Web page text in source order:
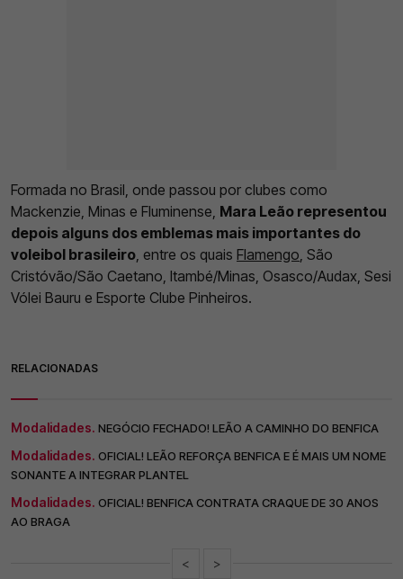
Formada no Brasil, onde passou por clubes como
Mackenzie, Minas e Fluminense, Mara Leão representou
depois alguns dos emblemas mais importantes do
voleibol brasileiro , entre os quais Flamengo , São
Cristóvão/São Caetano, Itambé/Minas, Osasco/Audax, Sesi
Vólei Bauru e Esporte Clube Pinheiros.
RELACIONADAS
Modalidades. NEGÓCIO FECHADO! LEÃO A CAMINHO DO BENFICA
Modalidades. OFICIAL! LEÃO REFORÇA BENFICA E É MAIS UM NOME
SONANTE A INTEGRAR PLANTEL
Modalidades. OFICIAL! BENFICA CONTRATA CRAQUE DE 30 ANOS
AO BRAGA
< >